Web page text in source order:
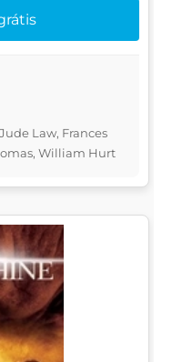
Law, Frances
William Hurt